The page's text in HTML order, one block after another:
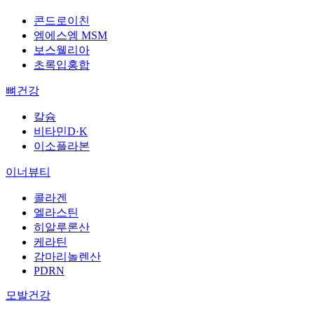
콘드로이친
엠에스엠 MSM
보스웰리아
초록입홍합
뼈건강
칼슘
비타민D·K
이소플라본
이너뷰티
콜라겐
엘라스틴
히알루론산
케라틴
감마리놀렌산
PDRN
모발건강